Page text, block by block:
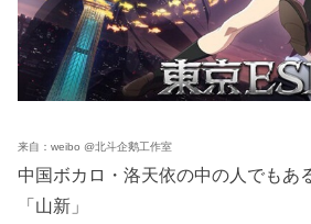
来自：weibo @北斗企鹅工作室
中国ボカロ・洛天依の中の人でもあ
「山新」